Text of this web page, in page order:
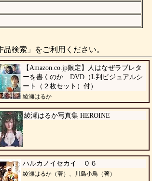
検索」をご利用ください。
【Amazon.co.jp限定】人はなぜラブレタ
ーを書くのか DVD（L判ビジュアルシ
ート（２枚セット）付）
綾瀬はるか
綾瀬はるか写真集 HEROINE
ハルカノイセカイ ０６
綾瀬はるか（著）、川島小鳥（著）